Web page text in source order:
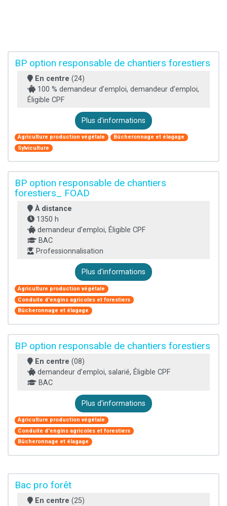
BP option responsable de chantiers forestiers
En centre (24)
100 % demandeur d’emploi, demandeur d’emploi,
Éligible CPF
Plus d'informations
Agriculture production végétale
Bûcheronnage et élagage
Sylviculture
BP option responsable de chantiers
forestiers_ FOAD
À distance
1350 h
demandeur d’emploi, Éligible CPF
BAC
Professionnalisation
Plus d'informations
Agriculture production végétale
Conduite d'engins agricoles et forestiers
Bûcheronnage et élagage
BP option responsable de chantiers forestiers
En centre (08)
demandeur d’emploi, salarié, Éligible CPF
BAC
Plus d'informations
Agriculture production végétale
Conduite d'engins agricoles et forestiers
Bûcheronnage et élagage
Bac pro forêt
En centre (25)